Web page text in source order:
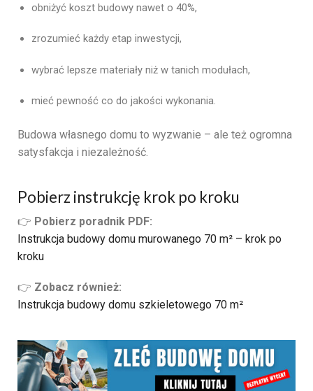
obniżyć koszt budowy nawet o 40%,
zrozumieć każdy etap inwestycji,
wybrać lepsze materiały niż w tanich modułach,
mieć pewność co do jakości wykonania.
Budowa własnego domu to wyzwanie – ale też ogromna
satysfakcja i niezależność.
Pobierz instrukcję krok po kroku
👉 Pobierz poradnik PDF:
Instrukcja budowy domu murowanego 70 m² – krok po
kroku
👉 Zobacz również:
Instrukcja budowy domu szkieletowego 70 m²